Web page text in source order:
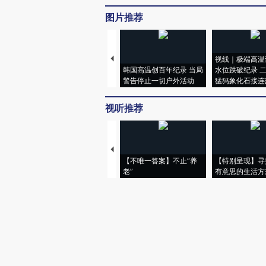
图片推荐
韩国高温创百年纪录 当局
警告停止一切户外活动
视线｜极端高
水位跌破纪录
猛犸象化石接
视听推荐
【不唯一答案】不止“养
老”
【特别呈现】
有意思的生活方